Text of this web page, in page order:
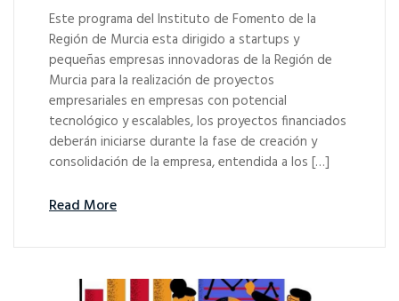
Este programa del Instituto de Fomento de la
Región de Murcia esta dirigido a startups y
pequeñas empresas innovadoras de la Región de
Murcia para la realización de proyectos
empresariales en empresas con potencial
tecnológico y escalables, los proyectos financiados
deberán iniciarse durante la fase de creación y
consolidación de la empresa, entendida a los […]
Read More